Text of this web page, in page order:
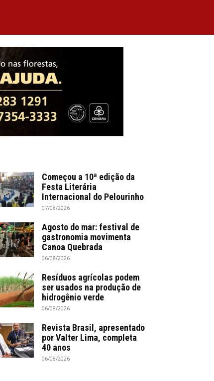
Começou a 10ª edição da
Festa Literária
Internacional do Pelourinho
07/08/2026
Agosto do mar: festival de
gastronomia movimenta
Canoa Quebrada
06/08/2026
Resíduos agrícolas podem
ser usados na produção de
hidrogênio verde
06/08/2026
Revista Brasil, apresentado
por Valter Lima, completa
40 anos
06/08/2026